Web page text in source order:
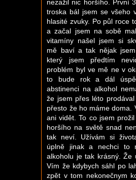
nezažil nic horšího. První
troska bál jsem se všeho
hlasité zvuky. Po půl roce
a začal jsem na sobě
vitamíny našel jsem si
mě baví a tak nějak
který jsem předtím
problém byl ve mě ne v
to bude rok a dál
abstinenci na alkohol
že jsem přes léto
přesto že ho máme doma.
ani vidět. To co jsem
horšího na světě snad
tak neví. Užívám si
úplně jinak a nechci to
alkoholu je tak krásný. Že
Vím že kdybych sáhl po
zpět v tom nekonečnym